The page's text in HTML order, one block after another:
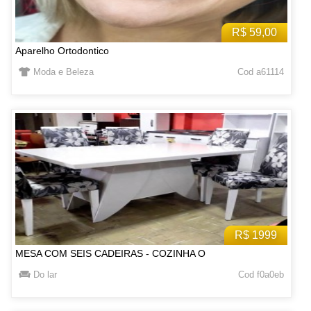
R$ 59,00
Aparelho Ortodontico
Moda e Beleza Cod a61114
R$ 1999
MESA COM SEIS CADEIRAS - COZINHA O
Do lar Cod f0a0eb